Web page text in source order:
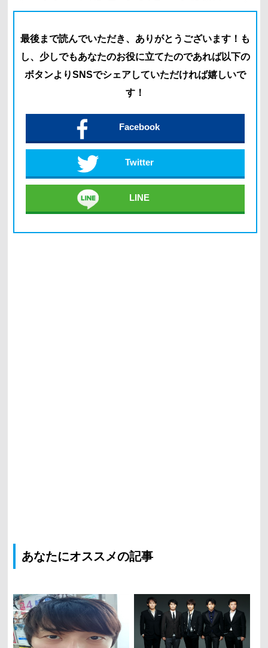
最後まで読んでいただき、ありがとうございます！ も
し、少しでもあなたのお役に立てたのであれば以下の
ボタンよりSNSでシェアしていただければ嬉しいで
す！
Facebook
Twitter
LINE
あなたにオススメの記事